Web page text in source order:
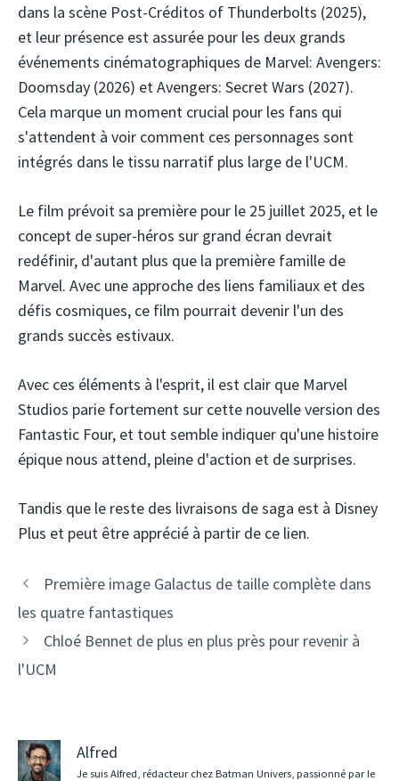
dans la scène Post-Créditos of Thunderbolts (2025),
et leur présence est assurée pour les deux grands
événements cinématographiques de Marvel: Avengers:
Doomsday (2026) et Avengers: Secret Wars (2027).
Cela marque un moment crucial pour les fans qui
s'attendent à voir comment ces personnages sont
intégrés dans le tissu narratif plus large de l'UCM.
Le film prévoit sa première pour le 25 juillet 2025, et le
concept de super-héros sur grand écran devrait
redéfinir, d'autant plus que la première famille de
Marvel. Avec une approche des liens familiaux et des
défis cosmiques, ce film pourrait devenir l'un des
grands succès estivaux.
Avec ces éléments à l'esprit, il est clair que Marvel
Studios parie fortement sur cette nouvelle version des
Fantastic Four, et tout semble indiquer qu'une histoire
épique nous attend, pleine d'action et de surprises.
Tandis que le reste des livraisons de saga est à Disney
Plus et peut être apprécié à partir de ce lien.
Première image Galactus de taille complète dans
les quatre fantastiques
Chloé Bennet de plus en plus près pour revenir à
l'UCM
Alfred
Je suis Alfred, rédacteur chez Batman Univers, passionné par le